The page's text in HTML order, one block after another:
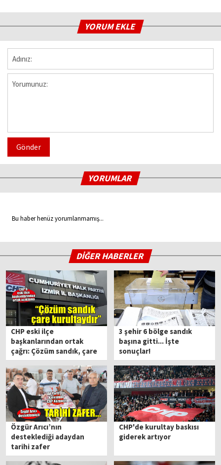
YORUM EKLE
Gönder
YORUMLAR
Bu haber henüz yorumlanmamış...
DİĞER HABERLER
CHP eski ilçe
başkanlarından ortak
çağrı: Çözüm sandık, çare
kurultaydır
3 şehir 6 bölge sandık
başına gitti... İşte
sonuçlar!
Özgür Arıcı’nın
desteklediği adaydan
tarihi zafer
CHP'de kurultay baskısı
giderek artıyor